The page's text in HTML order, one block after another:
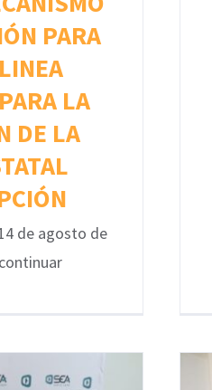
PARA
LA
DE LA
de agosto de